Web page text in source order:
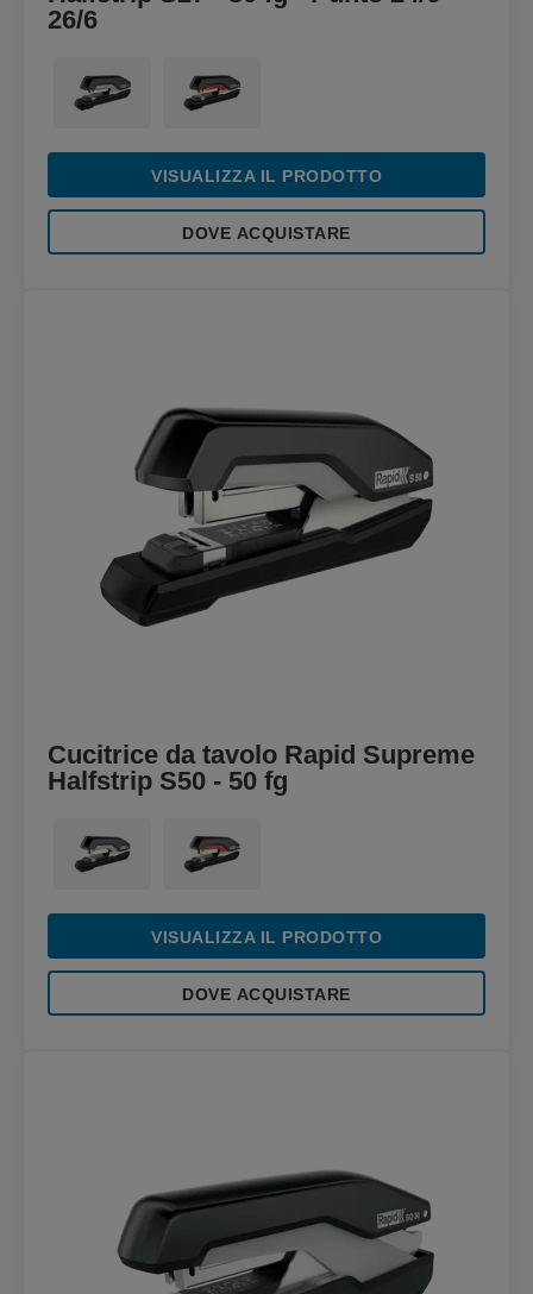
26/6
VISUALIZZA IL PRODOTTO
DOVE ACQUISTARE
Cucitrice da tavolo Rapid Supreme
Halfstrip S50 - 50 fg
VISUALIZZA IL PRODOTTO
DOVE ACQUISTARE